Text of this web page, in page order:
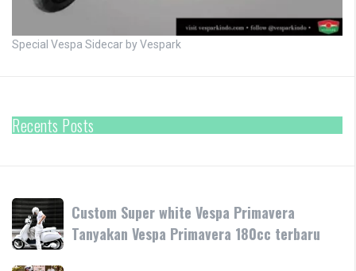
Special Vespa Sidecar by Vespark
Recents Posts
Custom
Super
white
Vespa
Custom Super white Vespa Primavera
Tanyakan Vespa Primavera 180cc terbaru